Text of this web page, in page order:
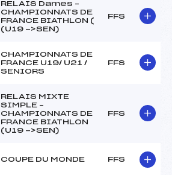
RELAIS Dames –
CHAMPIONNATS DE
FRANCE BIATHLON (
(U19 ->SEN)
FFS
CHAMPIONNATS DE
FRANCE U19/ U21 /
SENIORS
FFS
RELAIS MIXTE
SIMPLE –
CHAMPIONNATS DE
FRANCE BIATHLON
(U19 ->SEN)
FFS
COUPE DU MONDE FFS